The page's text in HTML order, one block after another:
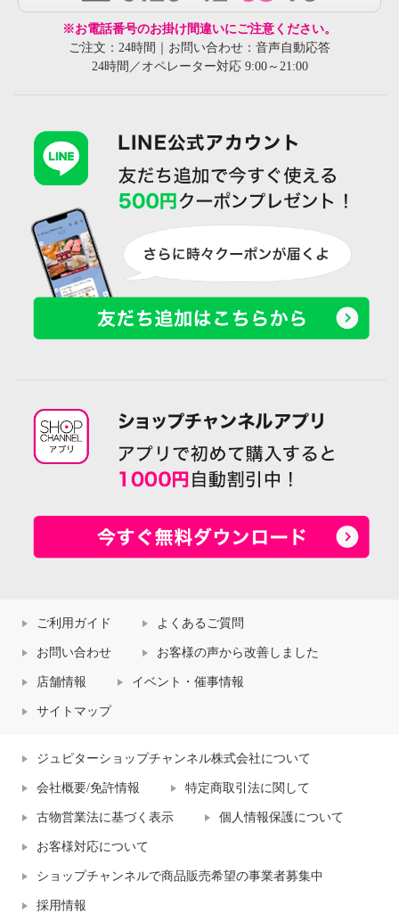
※お電話番号のお掛け間違いにご注意ください。
ご注文：24時間｜お問い合わせ：音声自動応答
24時間／オペレーター対応 9:00～21:00
ご利用ガイド よくあるご質問
お問い合わせ お客様の声から改善しました
店舗情報 イベント・催事情報
サイトマップ
ジュピターショップチャンネル株式会社について
会社概要/免許情報 特定商取引法に関して
古物営業法に基づく表示 個人情報保護について
お客様対応について
ショップチャンネルで商品販売希望の事業者募集中
採用情報